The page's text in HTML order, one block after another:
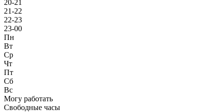
20-21
21-22
22-23
23-00
Пн
Вт
Ср
Чт
Пт
Сб
Вс
Могу работать
Свободные часы